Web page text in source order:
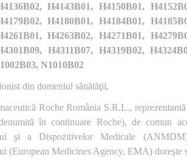
H4143B01, H4150B01,
H4180B01, H4184B01,
H4263B02, H4271B01,
H4311B07, H4319B02,
N1010B02
din domeniul sănătăţii,
Roche România S.R.L.,
în continuare Roche), de comun
şi a Dispozitivelor Medicale
(European Medicines Agency, EMA) doreşte